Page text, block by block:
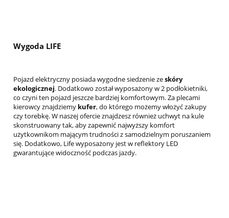
Wygoda LIFE
Pojazd elektryczny posiada wygodne siedzenie zeskóry
ekologicznej. Dodatkowo został wyposażony w 2 podłokietniki,
co czyni ten pojazd jeszcze bardziej komfortowym. Za plecami
kierowcy znajdziemy kufer, do którego możemy włożyć zakupy
czy torebkę. W naszej ofercie znajdzesz również uchwyt na kule
skonstruowany tak, aby zapewnić najwyższy komfort
użytkownikom mającym trudności z samodzielnym poruszaniem
się. Dodatkowo, Life wyposażony jest w reflektory LED
gwarantujące widoczność podczas jazdy.